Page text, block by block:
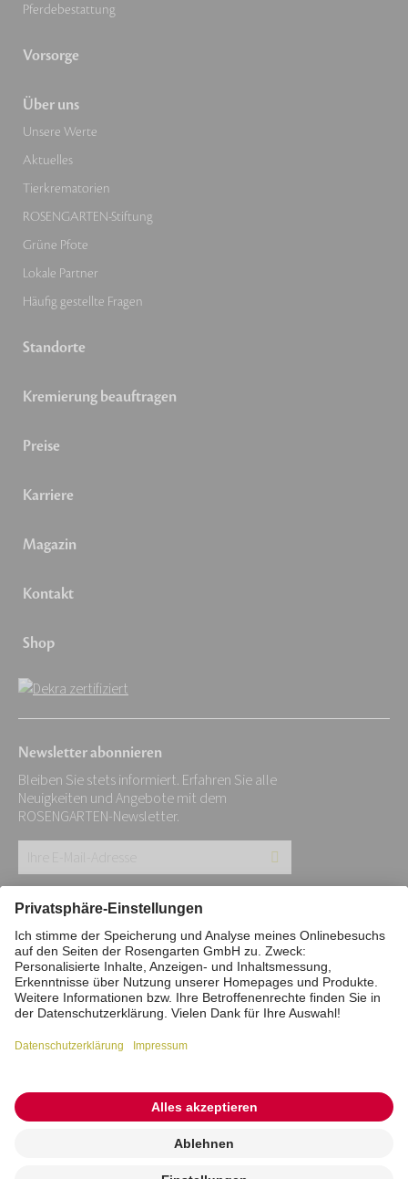
Pferdebestattung
Vorsorge
Über uns
Unsere Werte
Aktuelles
Tierkrematorien
ROSENGARTEN-Stiftung
Grüne Pfote
Lokale Partner
Häufig gestellte Fragen
Standorte
Kremierung beauftragen
Preise
Karriere
Magazin
Kontakt
Shop
Newsletter abonnieren
Bleiben Sie stets informiert. Erfahren Sie alle
Neuigkeiten und Angebote mit dem
ROSENGARTEN-Newsletter.
E-
Mail-
Adresse:
*
Impressum Datenschutz
Stiftung
Interne Meldestelle
Zahlungsmittel
Barrierefreiheitserklärung
Vertrag widerrufen
© 2026 ROSENGARTEN-Tierbestattung